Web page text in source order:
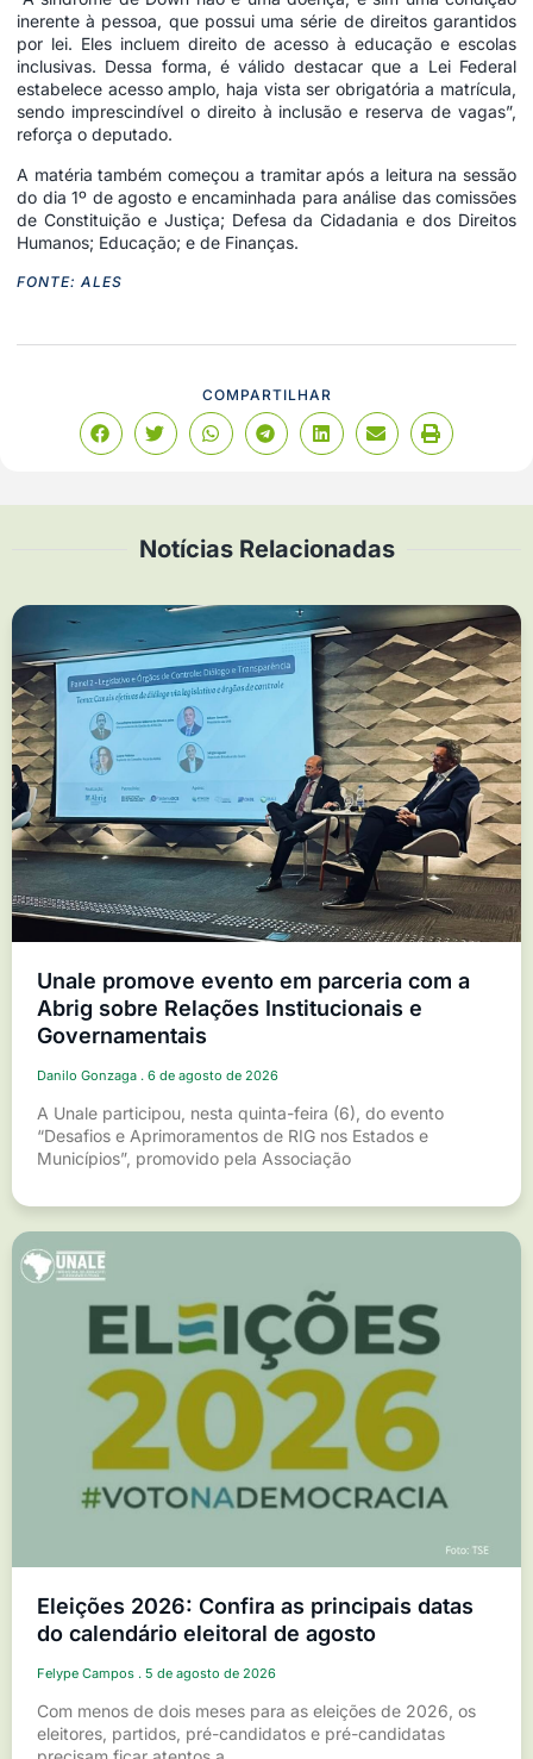
inerente à pessoa, que possui uma série de direitos garantidos
por lei. Eles incluem direito de acesso à educação e escolas
inclusivas. Dessa forma, é válido destacar que a Lei Federal
estabelece acesso amplo, haja vista ser obrigatória a matrícula,
sendo imprescindível o direito à inclusão e reserva de vagas”,
reforça o deputado.
A matéria também começou a tramitar após a leitura na sessão
do dia 1º de agosto e encaminhada para análise das comissões
de Constituição e Justiça; Defesa da Cidadania e dos Direitos
Humanos; Educação; e de Finanças.
FONTE: ALES
COMPARTILHAR
Notícias Relacionadas
Unale promove evento em parceria com a
Abrig sobre Relações Institucionais e
Governamentais
Danilo Gonzaga 6 de agosto de 2026
A Unale participou, nesta quinta-feira (6), do evento
“Desafios e Aprimoramentos de RIG nos Estados e
Municípios”, promovido pela Associação
Eleições 2026: Confira as principais datas
do calendário eleitoral de agosto
Felype Campos 5 de agosto de 2026
Com menos de dois meses para as eleições de 2026, os
eleitores, partidos, pré-candidatos e pré-candidatas